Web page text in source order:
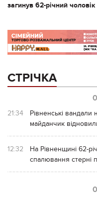
загинув 62-річний чоловік
СТРІЧКА
21:34
Рівненські вандали
майданчик
12:32
На Рівненщині 62-
спалювання стерні